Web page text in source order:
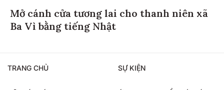
Mở cánh cửa tương lai cho thanh niên xã
Ba Vì bằng tiếng Nhật
TRANG CHỦ SỰ KIỆN